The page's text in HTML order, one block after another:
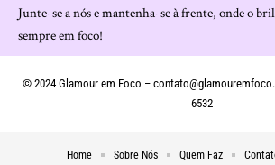
Junte-se a nós e mantenha-se à frente, onde o
sempre em foco!
© 2024 Glamour em Foco –
6532
Home Sobre Nós Quem Faz